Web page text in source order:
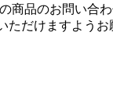
商品のお問い合
だけますようお